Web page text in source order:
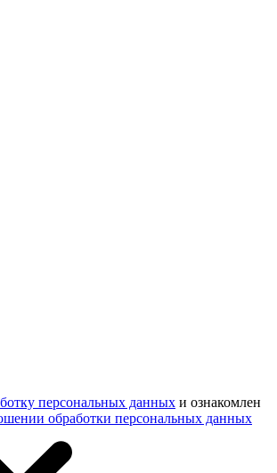
персональных данных и ознакомлен
обработки персональных данных